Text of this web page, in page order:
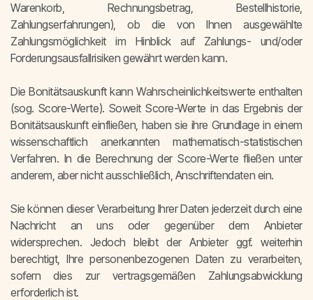
Warenkorb, Rechnungsbetrag, Bestellhistorie,
Zahlungserfahrungen), ob die von Ihnen ausgewählte
Zahlungsmöglichkeit im Hinblick auf Zahlungs- und/oder
Forderungsausfallrisiken gewährt werden kann.
Die Bonitätsauskunft kann Wahrscheinlichkeitswerte enthalten
(sog. Score-Werte). Soweit Score-Werte in das Ergebnis der
Bonitätsauskunft einfließen, haben sie ihre Grundlage in einem
wissenschaftlich anerkannten mathematisch-statistischen
Verfahren. In die Berechnung der Score-Werte fließen unter
anderem, aber nicht ausschließlich, Anschriftendaten ein.
Sie können dieser Verarbeitung Ihrer Daten jederzeit durch eine
Nachricht an uns oder gegenüber dem Anbieter
widersprechen. Jedoch bleibt der Anbieter ggf. weiterhin
berechtigt, Ihre personenbezogenen Daten zu verarbeiten,
sofern dies zur vertragsgemäßen Zahlungsabwicklung
erforderlich ist.